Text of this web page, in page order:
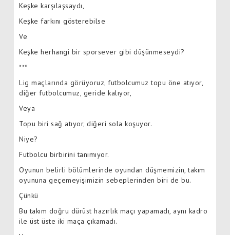
Keşke karşılaşsaydı,
Keşke farkını gösterebilse
Ve
Keşke herhangi bir sporsever gibi düşünmeseydi?
***
Lig maçlarında görüyoruz, futbolcumuz topu öne atıyor,
diğer futbolcumuz, geride kalıyor,
Veya
Topu biri sağ atıyor, diğeri sola koşuyor.
Niye?
Futbolcu birbirini tanımıyor.
Oyunun belirli bölümlerinde oyundan düşmemizin, takım
oyununa geçemeyişimizin sebeplerinden biri de bu.
Çünkü
Bu takım doğru dürüst hazırlık maçı yapamadı, aynı kadro
ile üst üste iki maça çıkamadı.